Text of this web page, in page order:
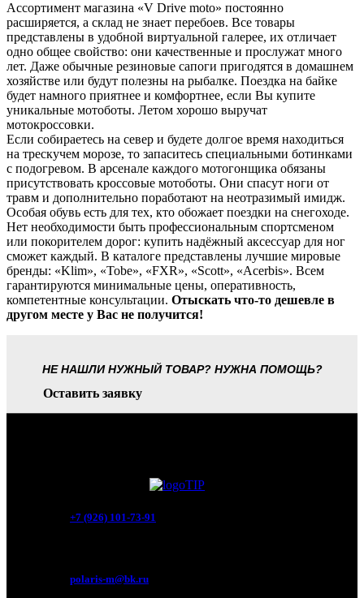
Ассортимент магазина «V Drive moto» постоянно
расширяется, а склад не знает перебоев. Все товары
представлены в удобной виртуальной галерее, их отличает
одно общее свойство: они качественные и прослужат много
лет. Даже обычные резиновые сапоги пригодятся в домашнем
хозяйстве или будут полезны на рыбалке. Поездка на байке
будет намного приятнее и комфортнее, если Вы купите
уникальные мотоботы. Летом хорошо выручат
мотокроссовки.
Если собираетесь на север и будете долгое время находиться
на трескучем морозе, то запаситесь специальными ботинками
с подогревом. В арсенале каждого мотогонщика обязаны
присутствовать кроссовые мотоботы. Они спасут ноги от
травм и дополнительно поработают на неотразимый имидж.
Особая обувь есть для тех, кто обожает поездки на снегоходе.
Нет необходимости быть профессиональным спортсменом
или покорителем дорог: купить надёжный аксессуар для ног
сможет каждый. В каталоге представлены лучшие мировые
бренды: «Klim», «Tobe», «FXR», «Scott», «Acerbis». Всем
гарантируются минимальные цены, оперативность,
компетентные консультации. Отыскать что-то дешевле в
другом месте у Вас не получится!
НЕ НАШЛИ НУЖНЫЙ ТОВАР? НУЖНА ПОМОЩЬ?
Оставить заявку
+7 (926) 101-73-91
polaris-m@bk.ru